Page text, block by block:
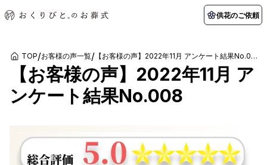
供花のご依頼
初めての方へ
初めての方へ 納棺の儀とは？
アフターサポート
関東エリア
千葉県 神奈川県
お客様の声
ご葬儀事例 お客様の声
葬儀の知識
葬儀の知識 供花のご依頼
TOP/お客様の声一覧/ 【お客様の声】2022年11月 アンケート結果No.008
【お客様の声】2022年11月 ア
ンケート結果No.008